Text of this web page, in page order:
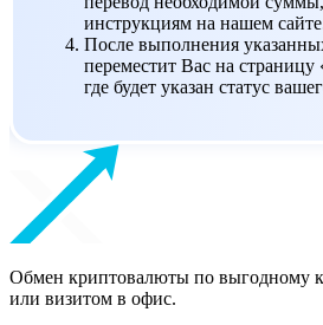
инструкциям на нашем
После выполнения
переместит Вас на страницу
где будет указан статус
Обмен криптовалюты по выгодному
или визитом в офис.